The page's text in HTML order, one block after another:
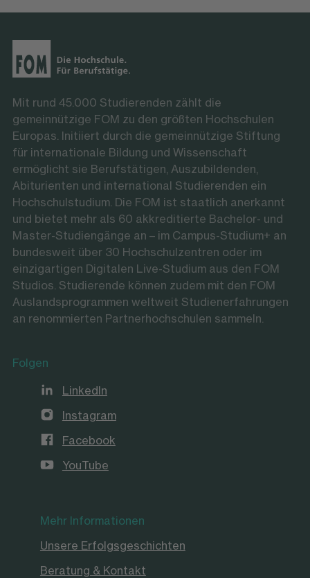
Mit rund 45.000 Studierenden zählt die
gemeinnützige FOM zu den größten Hochschulen
Europas. Initiiert durch die gemeinnützige Stiftung
für internationale Bildung und Wissenschaft
ermöglicht sie Berufstätigen, Auszubildenden,
Abiturienten und international Studierenden ein
Hochschulstudium. Die FOM ist staatlich anerkannt
und bietet mehr als 60 akkreditierte Bachelor- und
Master-Studiengänge an – im Campus-Studium+ an
bundesweit über 30 Hochschulzentren oder im
einzigartigen Digitalen Live-Studium aus den FOM
Studios. Studierende können zudem mit den FOM
Auslandsprogrammen weltweit Studienerfahrungen
an renommierten Partnerhochschulen sammeln.
Folgen
LinkedIn
Instagram
Facebook
YouTube
Mehr Informationen
Unsere Erfolgsgeschichten
Beratung & Kontakt